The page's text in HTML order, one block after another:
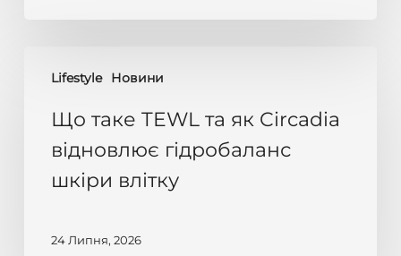
Lifestyle Новини
таке
TEWL
Circadia
гідробаланс
Що таке TEWL та як Circadia
відновлює гідробаланс
шкіри влітку
24 Липня, 2026